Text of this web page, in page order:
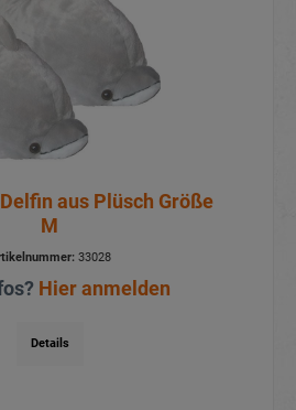
aus Plüsch Größe
M
33028
Hier anmelden
Details